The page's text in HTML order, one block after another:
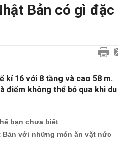
Bản có gì đặc
kỉ 16 với 8 tầng và cao 58 m.
điểm không thể bỏ qua khi du
bạn chưa biết
với những món ăn vặt nức